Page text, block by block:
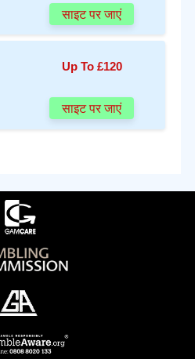
साइट पर जाएं
Up To £120
साइट पर जाएं